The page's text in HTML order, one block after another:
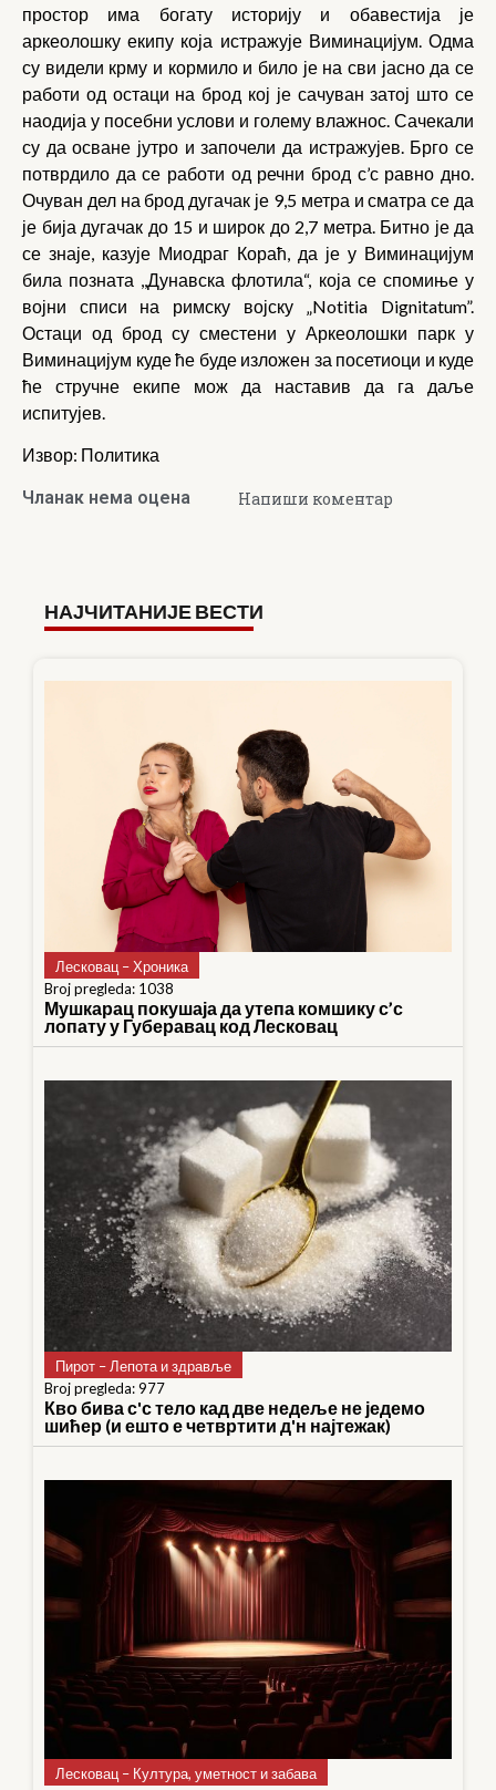
простор има богату историју и обавестија је
аркеолошку екипу која истражује Виминацијум. Одма
су видели крму и кормило и било је на сви јасно да се
работи од остаци на брод кој је сачуван затој што се
наодија у посебни услови и голему влажнос. Сачекали
су да осване јутро и започели да истражујев. Брго се
потврдило да се работи од речни брод с’с равно дно.
Очуван дел на брод дугачак је 9,5 метра и сматра се да
је бија дугачак до 15 и широк до 2,7 метра. Битно је да
се знаје, казује Миодраг Кораћ, да је у Виминацијум
била позната ,,Дунавска флотила“, која се спомиње у
војни списи на римску војску „Notitia Dignitatum”.
Остаци од брод су сместени у Аркеолошки парк у
Виминацијум куде ће буде изложен за посетиоци и куде
ће стручне екипе мож да наставив да га даље
испитујев.
Извор: Политика
Чланак нема оцена Напиши коментар
НАЈЧИТАНИЈЕ ВЕСТИ
Лесковац – Хроника
Broj pregleda: 1038
Мушкарац покушаја да утепа комшику с’с
лопату у Губеравац код Лесковац
Пирот – Лепота и здравље
Broj pregleda: 977
Кво бива с'с тело кад две недеље не једемо
шићер (и ешто е четвртити д'н најтежак)
Лесковац – Култура, уметност и забава